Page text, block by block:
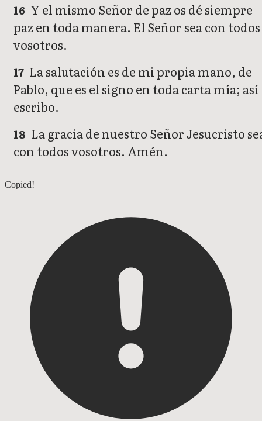
16 Y el mismo Señor de paz os dé siempre
paz en toda manera. El Señor sea con todos
vosotros.
17 La salutación es de mi propia mano, de
Pablo, que es el signo en toda carta mía; así
escribo.
18 La gracia de nuestro Señor Jesucristo
con todos vosotros. Amén.
1tesalonicenses
Copied!